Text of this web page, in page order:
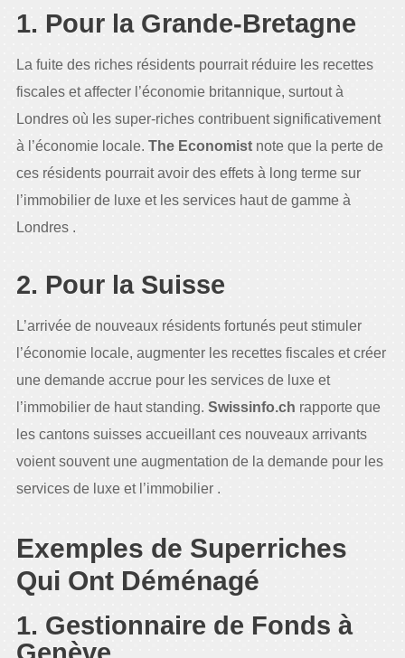
1. Pour la Grande-Bretagne
La fuite des riches résidents pourrait réduire les recettes
fiscales et affecter l’économie britannique, surtout à
Londres où les super-riches contribuent significativement
à l’économie locale. The Economistnote que la perte de
ces résidents pourrait avoir des effets à long terme sur
l’immobilier de luxe et les services haut de gamme à
Londres .
2. Pour la Suisse
L’arrivée de nouveaux résidents fortunés peut stimuler
l’économie locale, augmenter les recettes fiscales et créer
une demande accrue pour les services de luxe et
l’immobilier de haut standing. Swissinfo.ch rapporte que
les cantons suisses accueillant ces nouveaux arrivants
voient souvent une augmentation de la demande pour les
services de luxe et l’immobilier .
Exemples de Superriches
Qui Ont Déménagé
1. Gestionnaire de Fonds à